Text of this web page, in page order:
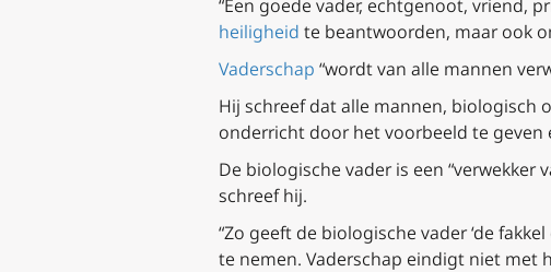
“Een goede vader, echtgenoot, vriend,
heiligheid te beantwoorden, maar ook
Vaderschap “wordt van alle mannen
Hij schreef dat alle mannen, biologisch
onderricht door het voorbeeld te geven
De biologische vader is een “verwekker
schreef hij.
“Zo geeft de biologische vader ‘de
te nemen. Vaderschap eindigt niet met